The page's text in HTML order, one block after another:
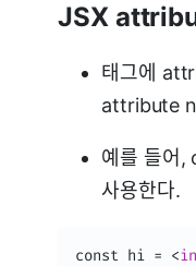
JSX
태그에
attribute
예를 들어,
사용한다.
const hi = <